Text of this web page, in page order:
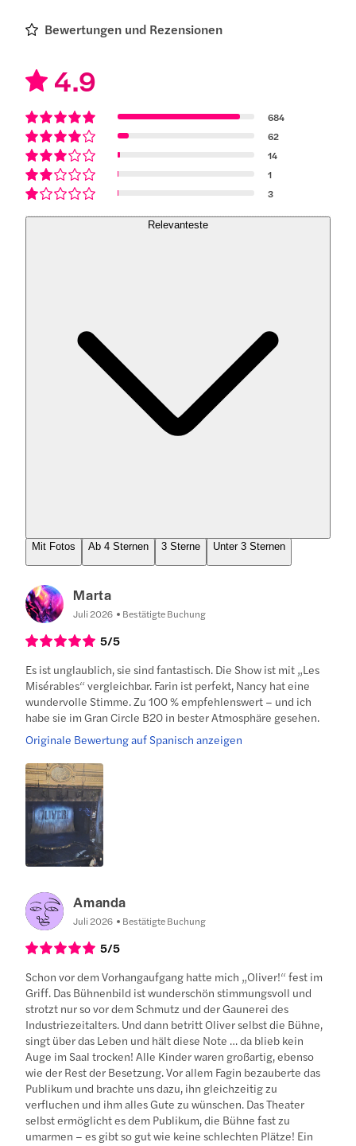
Bewertungen und Rezensionen
4.9
684
62
14
1
3
Relevanteste
Mit Fotos Ab 4 Sternen 3 Sterne Unter 3 Sternen
Marta
Juli 2026 Bestätigte Buchung
5/5
Es ist unglaublich, sie sind fantastisch. Die Show ist mit „Les
Misérables“ vergleichbar. Farin ist perfekt, Nancy hat eine
wundervolle Stimme. Zu 100 % empfehlenswert – und ich
habe sie im Gran Circle B20 in bester Atmosphäre gesehen.
Originale Bewertung auf Spanisch anzeigen
Amanda
Juli 2026 Bestätigte Buchung
5/5
Schon vor dem Vorhangaufgang hatte mich „Oliver!“ fest im
Griff. Das Bühnenbild ist wunderschön stimmungsvoll und
strotzt nur so vor dem Schmutz und der Gaunerei des
Industriezeitalters. Und dann betritt Oliver selbst die Bühne,
singt über das Leben und hält diese Note … da blieb kein
Auge im Saal trocken! Alle Kinder waren großartig, ebenso
wie der Rest der Besetzung. Vor allem Fagin bezauberte das
Publikum und brachte uns dazu, ihn gleichzeitig zu
verfluchen und ihm alles Gute zu wünschen. Das Theater
selbst ermöglicht es dem Publikum, die Bühne fast zu
umarmen – es gibt so gut wie keine schlechten Plätze! Ein